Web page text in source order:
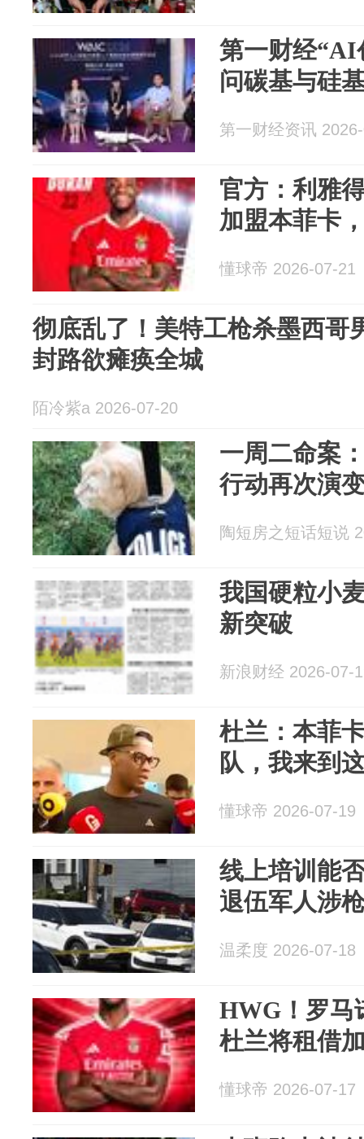
第一财经“AI
问碳基与硅
第一财经资讯
官方：利雅
加盟本菲卡
懂球帝 2026-07-21
彻底乱了！美特工枪杀墨西哥
封路欲瘫痪全城
陌冷紫a 2026-07-20
一周二命案
行动再次演
陶短房之短话短说
我国硬粒小
新突破
新浪财经 2026-07-
杜兰：本菲
队，我来到
懂球帝 2026-07-19
线上培训能
退伍军人涉
温柔度 2026-07-18
HWG！罗马
杜兰将租借
懂球帝 2026-07-17